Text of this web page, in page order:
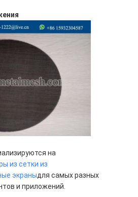
сетка
экран мухы
Джонсона
0.036
на
из сетки из
экраныдля самых разных
и приложений.